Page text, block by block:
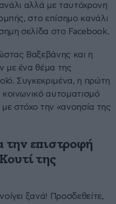
αλλά με ταυτόχρονη
στο επίσημο κανάλι
σελίδα στο Facebook.
Βαξεβάνης και η
με ένα θέμα της
Συγκεκριμένα, η πρώτη
αυτοματισμό
στόχο την «ανοησία της
την επιστροφή
της
ξανά! Προσδεθείτε,